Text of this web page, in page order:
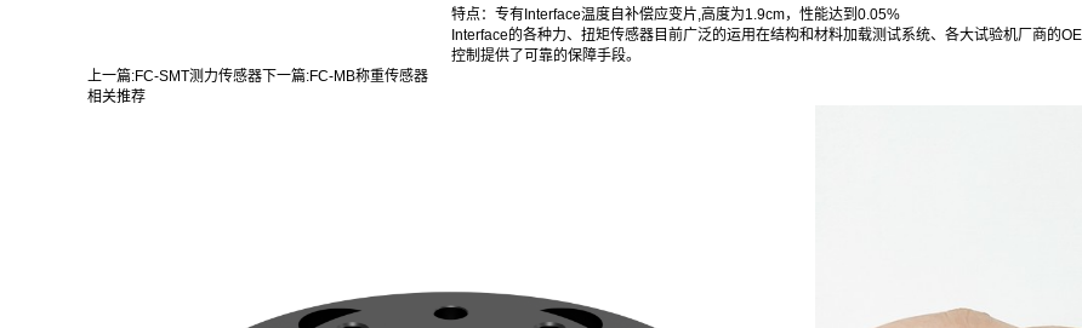
特点：专有Interface温度自补偿应变片,高度为1.9cm，性能达到0.05%
Interface的各种力、扭矩传感器目前广泛的运用在结构和材料加载测试系统、各大试验机厂商的
控制提供了可靠的保障手段。
上一篇:FC-SMT测力传感器 下一篇:FC-MB称重传感器
相关推荐